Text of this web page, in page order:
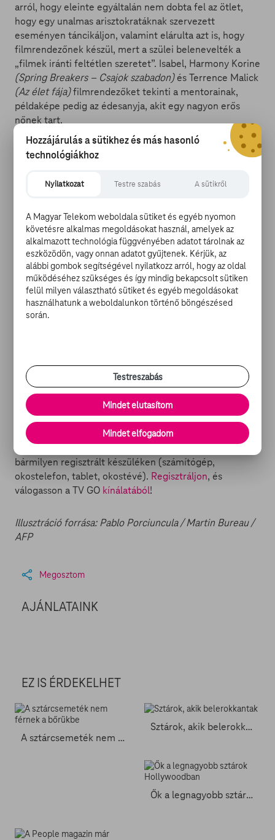
arról, hogy eleinte egyáltalán nem dobta fel az ötlet,
hogy egy unalmas arisztokratáknak szervezett
eseményen táncikáljon, valamint elárulta azt is, hogy
filmrendezőnek készül, mert a szülei belenevelték a
„filmek iránti feltétlen szeretet”. Isabel, Harmony Korine
(Spring Breakers – Csajok szabadon)és Terrence Malick
(Az élet fája)filmrendezőket tekinti a mentorainak,
példaképe pedig az édesanyja, akit egy nagyon erős
nőnek tart.
gyermeke, a huszonegy éves Viola Jacobsen Mikkelsen
is. Mads Mikkelsen színész(Hannibal, A vadászat)és
Hanne Jacobsen színésznő lánya nem vágyik filmes
karrierre, inkább szülésznő vagy ápolónő lenne, és
fontosnak tartja, hogy a bál egyben jótékonysági
esemény is. A bevételekből az Enfants d’Asie
elnevezésű humanitárius szervezetet támogatják, amely
a kislányok oktatásáért küzd Délkelet-Ázsiában.
A sztárcsemeték nem férnek a bőrükbe
Ők a legnagyobb sztárok Hollywoodban
Mi aTV GO? Egy szórakoztató portál, ahol filmeket,
sorozatokat és tévéműsorokat nézhet, friss hírekkel és
filmes cikkekkel kiegészítve. Mindez bárhol, bármikor,
bármilyen regisztrált készüléken (számítógép,
okostelefon, tablet, okostévé). Regisztráljon, és
válogasson a TV GO kínálatából!
Illusztráció forrása: Pablo Porciuncula / Martin Bureau /
AFP
Megosztom
AJÁNLATAINK
EZ IS ÉRDEKELHET
A sztárcsemeték nem férnek a bőrükbe
Sztárok, akik belerokkantak
Ők a legnagyobb sztárok Hollywoodban
Hozzájárulás a sütikhez és más hasonló
technológiákhoz
Nyilatkozat Testre szabás A sütikről
A Magyar Telekom weboldala sütiket és egyéb nyomon
követésre alkalmas megoldásokat használ, amelyek az
alkalmazott technológia függvényében adatot tárolnak az
eszközödön, vagy onnan adatot gyűjtenek. Kérjük, az
alábbi gombok segítségével nyilatkozz arról, hogy az oldal
működéséhez szükséges és így mindig bekapcsolt sütiken
felül milyen választható sütiket és egyéb megoldásokat
használhatunk a weboldalunkon történő böngészésed
során.
Testreszabás
Mindet elutasítom
Mindet elfogadom